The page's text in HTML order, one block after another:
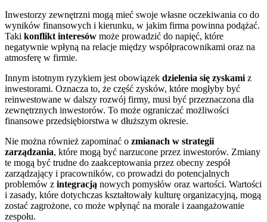
Inwestorzy zewnętrzni mogą mieć swoje własne oczekiwania co do
wyników finansowych i kierunku, w jakim firma powinna podążać.
Taki konflikt interesów może prowadzić do napięć, które
negatywnie wpłyną na relacje między współpracownikami oraz na
atmosferę w firmie.
Innym istotnym ryzykiem jest obowiązek dzielenia się zyskami z
inwestorami. Oznacza to, że część zysków, które mogłyby być
reinwestowane w dalszy rozwój firmy, musi być przeznaczona dla
zewnętrznych inwestorów. To może ograniczać możliwości
finansowe przedsiębiorstwa w dłuższym okresie.
Nie można również zapominać o zmianach w strategii
zarządzania, które mogą być narzucone przez inwestorów. Zmiany
te mogą być trudne do zaakceptowania przez obecny zespół
zarządzający i pracowników, co prowadzi do potencjalnych
problemów z integracją nowych pomysłów oraz wartości. Wartości
i zasady, które dotychczas kształtowały kulturę organizacyjną, mogą
zostać zagrożone, co może wpłynąć na morale i zaangażowanie
zespołu.